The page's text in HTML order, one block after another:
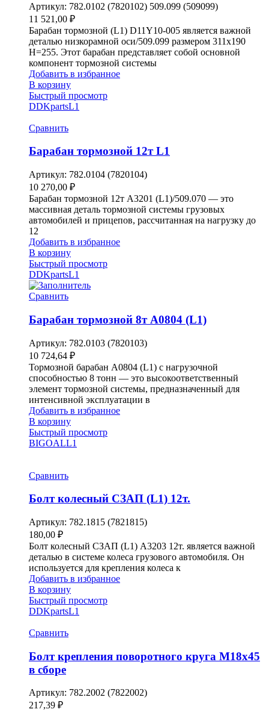
Артикул: 782.0102 (7820102) 509.099 (509099)
11 521,00 ₽
Барабан тормозной (L1) D11Y10-005 является важной
деталью низкорамной оси/509.099 размером 311х190
H=255. Этот барабан представляет собой основной
компонент тормозной системы
Добавить в избранное
В корзину
Быстрый просмотр
DDKpartsL1
Сравнить
Барабан тормозной 12т L1
Артикул: 782.0104 (7820104)
10 270,00 ₽
Барабан тормозной 12т A3201 (L1)/509.070 — это
массивная деталь тормозной системы грузовых
автомобилей и прицепов, рассчитанная на нагрузку до
12
Добавить в избранное
В корзину
Быстрый просмотр
DDKpartsL1
Сравнить
Барабан тормозной 8т A0804 (L1)
Артикул: 782.0103 (7820103)
10 724,64 ₽
Тормозной барабан A0804 (L1) с нагрузочной
способностью 8 тонн — это высокоответственный
элемент тормозной системы, предназначенный для
интенсивной эксплуатации в
Добавить в избранное
В корзину
Быстрый просмотр
BIGOALL1
Сравнить
Болт колесный СЗАП (L1) 12т.
Артикул: 782.1815 (7821815)
180,00 ₽
Болт колесный СЗАП (L1) A3203 12т. является важной
деталью в системе колеса грузового автомобиля. Он
используется для крепления колеса к
Добавить в избранное
В корзину
Быстрый просмотр
DDKpartsL1
Сравнить
Болт крепления поворотного круга М18х45
в сборе
Артикул: 782.2002 (7822002)
217,39 ₽